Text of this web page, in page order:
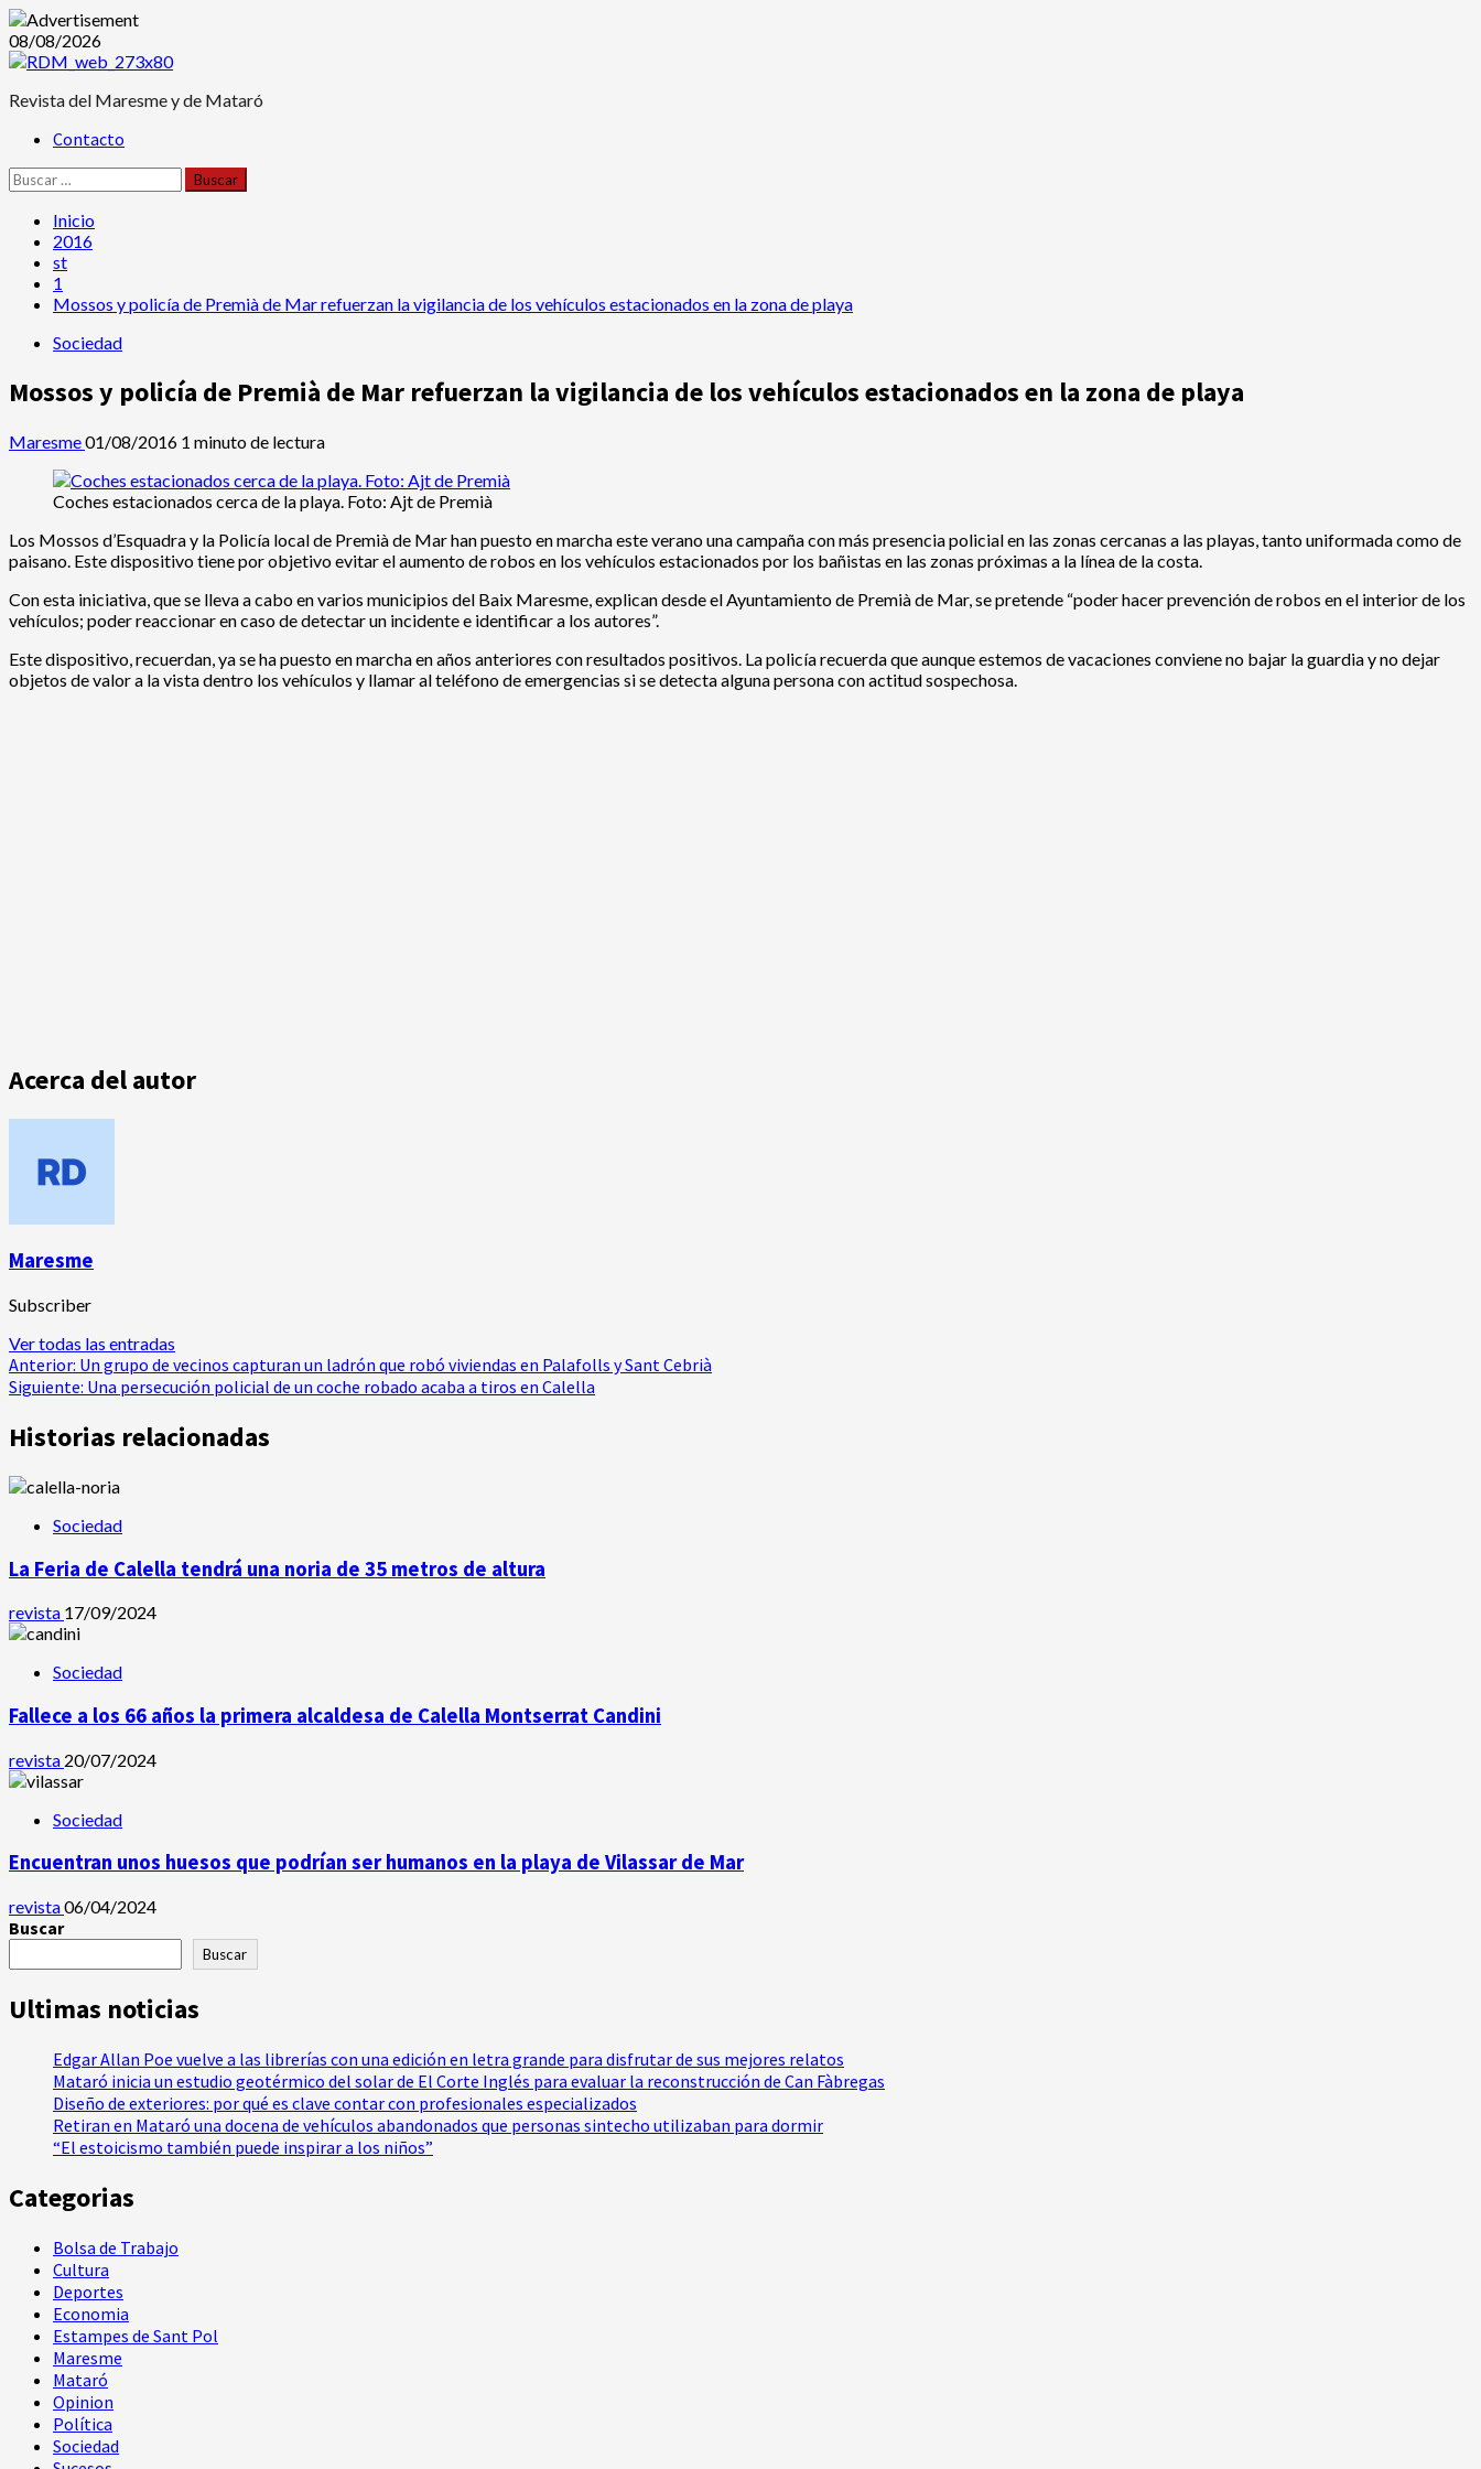
Saltar
al
08/08/2026
Revista del Maresme y de Mataró
Menú Contacto
Buscar:
Inicio
2016
st
1
Mossos y policía de Premià de Mar refuerzan la vigilancia de los vehículos estacionados en la zona de playa
Sociedad
Mossos y policía de Premià de Mar refuerzan la vigilancia de los vehículos estacionados en la zona de playa
Maresme01/08/2016 1 minuto de lectura
Coches estacionados cerca de la playa. Foto: Ajt de Premià
Los Mossos d’Esquadra y la Policía local de Premià de Mar han puesto en marcha este verano una campaña con más presencia policial en las zonas cercanas a las playas, tanto uniformada como de
paisano. Este dispositivo tiene por objetivo evitar el aumento de robos en los vehículos estacionados por los bañistas en las zonas próximas a la línea de la costa.
Con esta iniciativa, que se lleva a cabo en varios municipios del Baix Maresme, explican desde el Ayuntamiento de Premià de Mar, se pretende “poder hacer prevención de robos en el interior de los
vehículos; poder reaccionar en caso de detectar un incidente e identificar a los autores”.
Este dispositivo, recuerdan, ya se ha puesto en marcha en años anteriores con resultados positivos. La policía recuerda que aunque estemos de vacaciones conviene no bajar la guardia y no dejar
objetos de valor a la vista dentro los vehículos y llamar al teléfono de emergencias si se detecta alguna persona con actitud sospechosa.
Acerca del autor
Maresme
Subscriber
Ver todas las entradas
Navegación
de
entradas
Anterior: Un grupo de vecinos capturan un ladrón que robó viviendas en Palafolls y Sant Cebrià
Siguiente: Una persecución policial de un coche robado acaba a tiros en Calella
Historias relacionadas
Sociedad
La Feria de Calella tendrá una noria de 35 metros de altura
revista 17/09/2024
Sociedad
Fallece a los 66 años la primera alcaldesa de Calella Montserrat Candini
revista 20/07/2024
Sociedad
Encuentran unos huesos que podrían ser humanos en la playa de Vilassar de Mar
revista06/04/2024
Buscar
Buscar
Ultimas noticias
Edgar Allan Poe vuelve a las librerías con una edición en letra grande para disfrutar de sus mejores relatos
Mataró inicia un estudio geotérmico del solar de El Corte Inglés para evaluar la reconstrucción de Can Fàbregas
Diseño de exteriores: por qué es clave contar con profesionales especializados
Retiran en Mataró una docena de vehículos abandonados que personas sintecho utilizaban para dormir
“El estoicismo también puede inspirar a los niños”
Categorias
Bolsa de Trabajo
Cultura
Deportes
Economia
Estampes de Sant Pol
Maresme
Mataró
Opinion
Política
Sociedad